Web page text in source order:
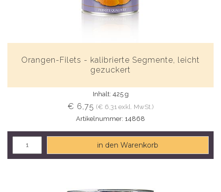
Orangen-Filets - kalibrierte Segmente, leicht
gezuckert
Inhalt: 425 g
€ 6,75 (€ 6,31 exkl. MwSt.)
Artikelnummer: 14868
in den Warenkorb